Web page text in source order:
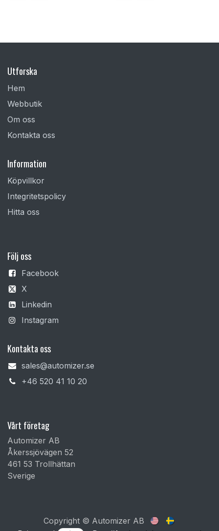
Utforska
Hem
Webbutik
Om oss
Kontakta oss
Information
Köpvillkor
Integritetspolicy
Hitta oss
Följ oss
Facebook
X
Linkedin
Instagram
Kontakta oss
sales@automizer.se
+4​6 520 41 10 20​
Vårt företag
Automizer AB
Åkerssjövägen 52
461 53 Trollhättan
Sverige
Copyright © Automizer AB